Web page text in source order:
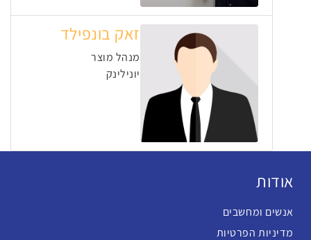
זאק בונפילד
מנהל מוצר
יונילינק
אודות
אנשים ומחשבים
מדיניות הפרטיות